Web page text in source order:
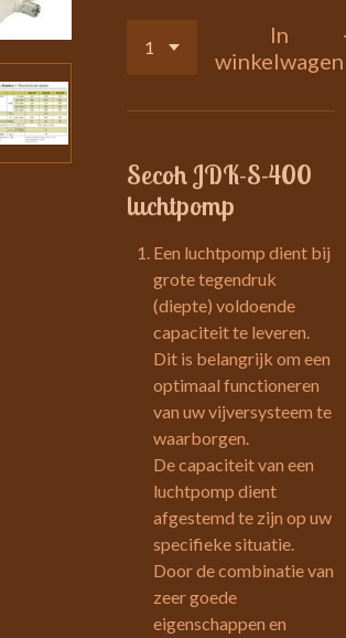
In
winkelwagen
Secoh JDK-S-400
luchtpomp
Een luchtpomp dient bij
grote tegendruk
(diepte) voldoende
capaciteit te leveren.
Dit is belangrijk om een
optimaal functioneren
van uw vijversysteem te
waarborgen.
De capaciteit van een
luchtpomp dient
afgestemd te zijn op uw
specifieke situatie.
Door de combinatie van
zeer goede
eigenschappen en